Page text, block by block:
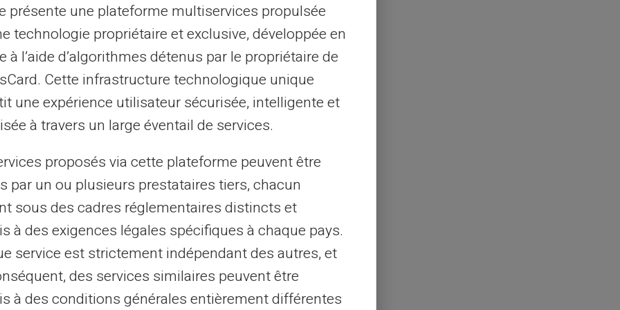
d'avis ou des critiques négatives
toutefois tenter de manipuler leur
ne vous contentez pas seulement des
pour déceler d'éventuelles
des
fraudes organisées.
lors des transactions
par des canaux fiables. Les méthodes
Stripe fournissent une interface
aux fraudes. Évitez les virements
liquide qui sont difficiles, voire
présente une plateforme multiservices propulsée
technologie propriétaire et exclusive, développée en
à l’aide d’algorithmes détenus par le propriétaire de
Cette infrastructure technologique unique
une expérience utilisateur sécurisée, intelligente et
à travers un large éventail de services.
proposés via cette plateforme peuvent être
par un ou plusieurs prestataires tiers, chacun
sous des cadres réglementaires distincts et
à des exigences légales spécifiques à chaque pays.
service est strictement indépendant des autres, et
des services similaires peuvent être
à des conditions générales entièrement différentes